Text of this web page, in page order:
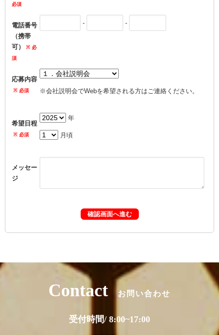
電話番号
（携帯
可）
- -
応募内容
※会社説明会でWebを希望される方はご連絡ください。
希望日程
年
月頃
メッセー
ジ
Contact お問い合わせ
受付時間/ 8:00~17:00